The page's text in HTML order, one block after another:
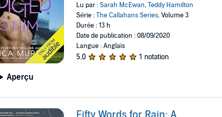
Aperçu
Lu par :Sarah McEwan,Teddy Hamilton
Série :The Callahans Series, Volume 3
Durée : 13 h
Date de publication : 08/09/2020
Langue : Anglais
5,0 1 notation